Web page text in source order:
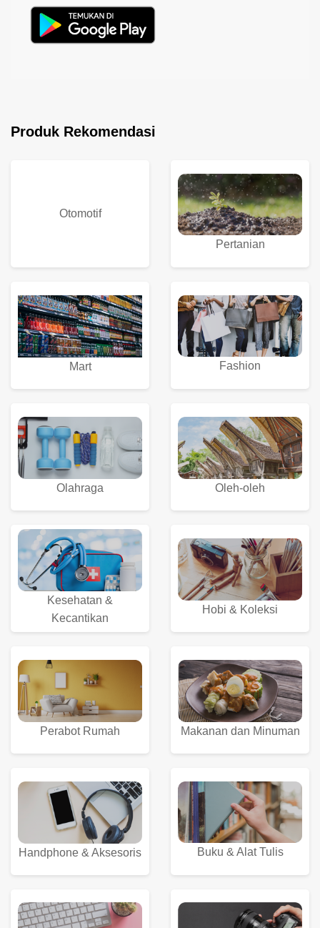
Produk Rekomendasi
Otomotif
Pertanian
Mart Fashion
Olahraga Oleh-oleh
Kesehatan &
Kecantikan
Hobi & Koleksi
Perabot Rumah Makanan dan Minuman
Handphone & Aksesoris Buku & Alat Tulis